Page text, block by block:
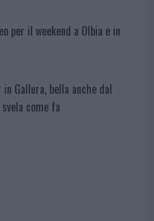
per il weekend a Olbia e in
Gallura, bella anche dal
come fa